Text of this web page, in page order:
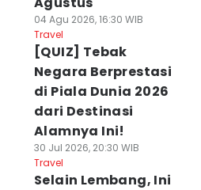
04 Agu 2026, 16:30 WIB
Travel
[QUIZ] Tebak
Negara Berprestasi
di Piala Dunia 2026
dari Destinasi
Alamnya Ini!
30 Jul 2026, 20:30 WIB
Travel
Selain Lembang, Ini